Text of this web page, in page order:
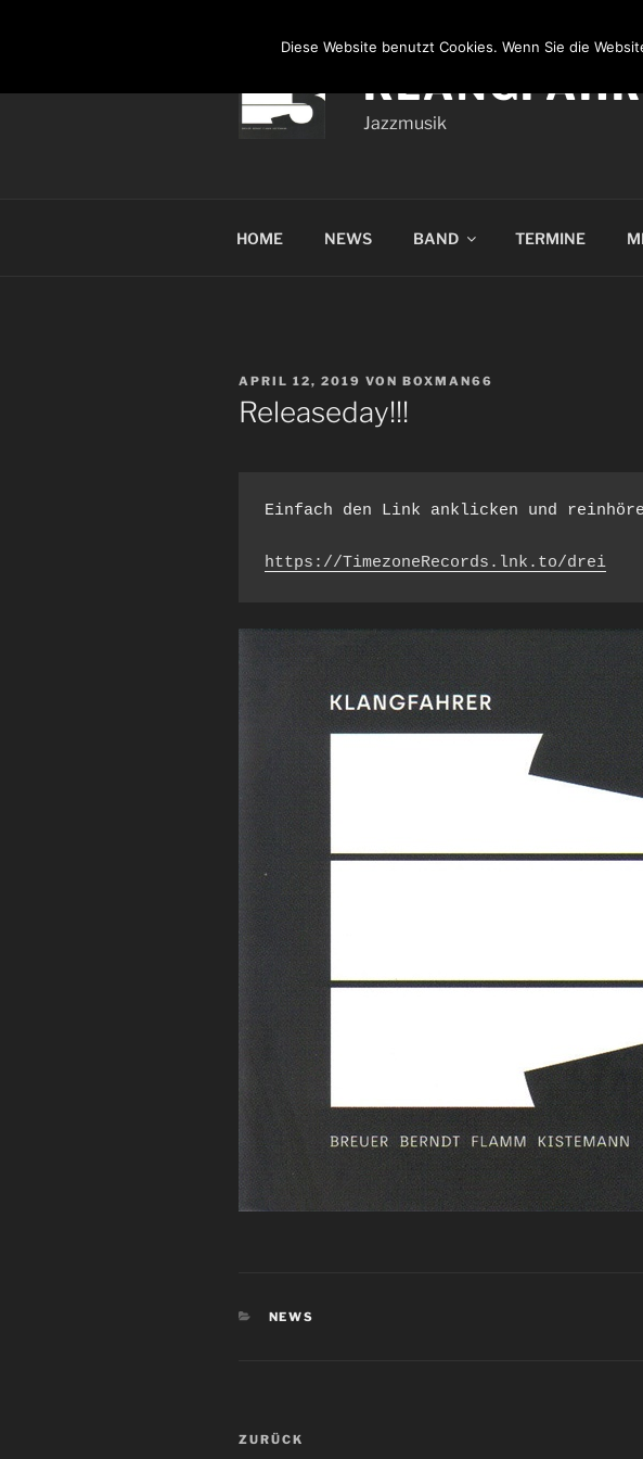
Jazzmusik
HOME NEWS BAND TERMINE
VERÖFFENTLICHT
AM
APRIL 12, 2019 VON BOXMAN66
Releaseday!!!
Einfach den Link anklicken und
https://TimezoneRecords.lnk.to/drei
KATEGORIEN
NEWS
Beitragsnavigation
Vorheriger
ZURÜCK
Diese Website benutzt Cookies. Wenn Sie die